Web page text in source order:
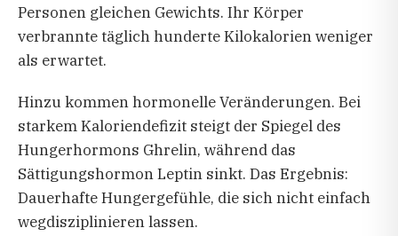
Personen gleichen Gewichts. Ihr Körper
verbrannte täglich hunderte Kilokalorien weniger
als erwartet.
Hinzu kommen hormonelle Veränderungen. Bei
starkem Kaloriendefizit steigt der Spiegel des
Hungerhormons Ghrelin, während das
Sättigungshormon Leptin sinkt. Das Ergebnis:
Dauerhafte Hungergefühle, die sich nicht einfach
wegdisziplinieren lassen.